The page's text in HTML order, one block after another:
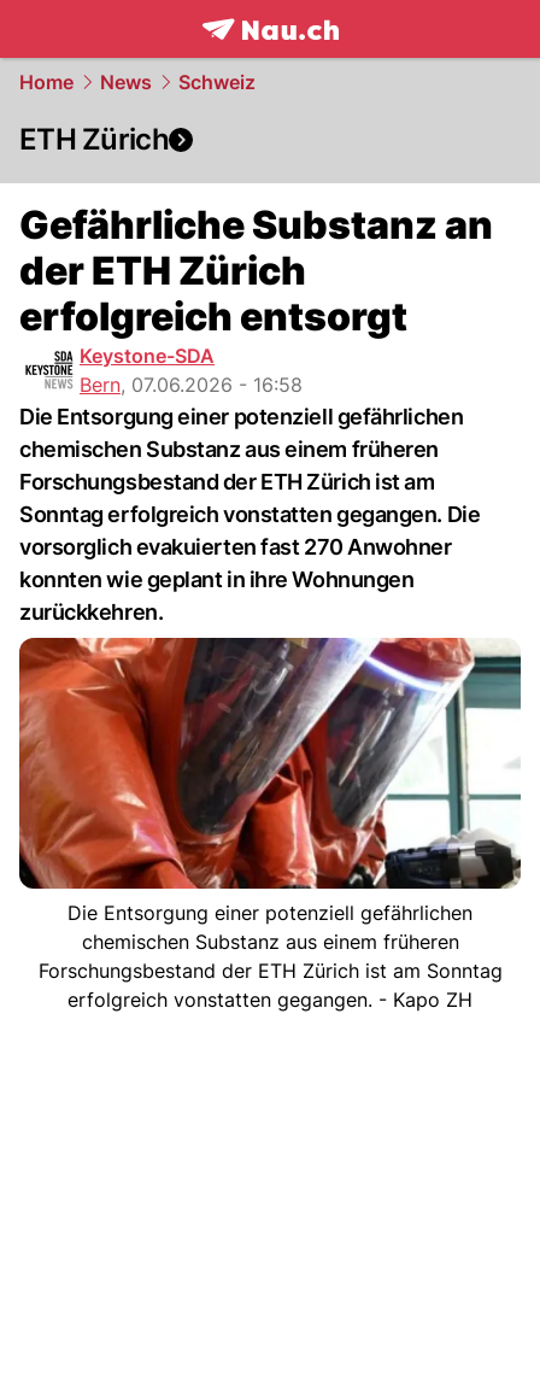
frontpage.NAU.ch
Home News Schweiz
ETH Zürich
Gefährliche Substanz an
der ETH Zürich
erfolgreich entsorgt
Keystone-SDA
Bern, 07.06.2026 - 16:58
Die Entsorgung einer potenziell gefährlichen
chemischen Substanz aus einem früheren
Forschungsbestand der ETH Zürich ist am
Sonntag erfolgreich vonstatten gegangen. Die
vorsorglich evakuierten fast 270 Anwohner
konnten wie geplant in ihre Wohnungen
zurückkehren.
Die Entsorgung einer potenziell gefährlichen
chemischen Substanz aus einem früheren
Forschungsbestand der ETH Zürich ist am Sonntag
erfolgreich vonstatten gegangen. - Kapo ZH